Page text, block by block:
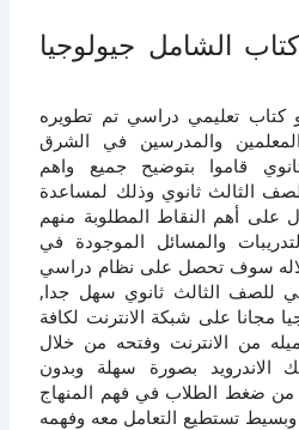
الشامل جيولوجيا
كتاب تعليمي دراسي تم تطويره
والمدرسين في الشرق
قاموا بتوضيح جميع واهم
الثالث ثانوي وذلك لمساعدة
على أهم النقاط المطلوبة منهم
والمسائل الموجودة في
سوف تحصل على نظام دراسي
للصف الثالث ثانوي سهل جدا,
مجانا على شبكة الانترنت لكافة
من الانترنت وفتحه من خلال
الاندرويد بصورة سهلة وبدون
ضغط الطلاب في فهم المنهاج
تستطيع التعامل معه وفهمه